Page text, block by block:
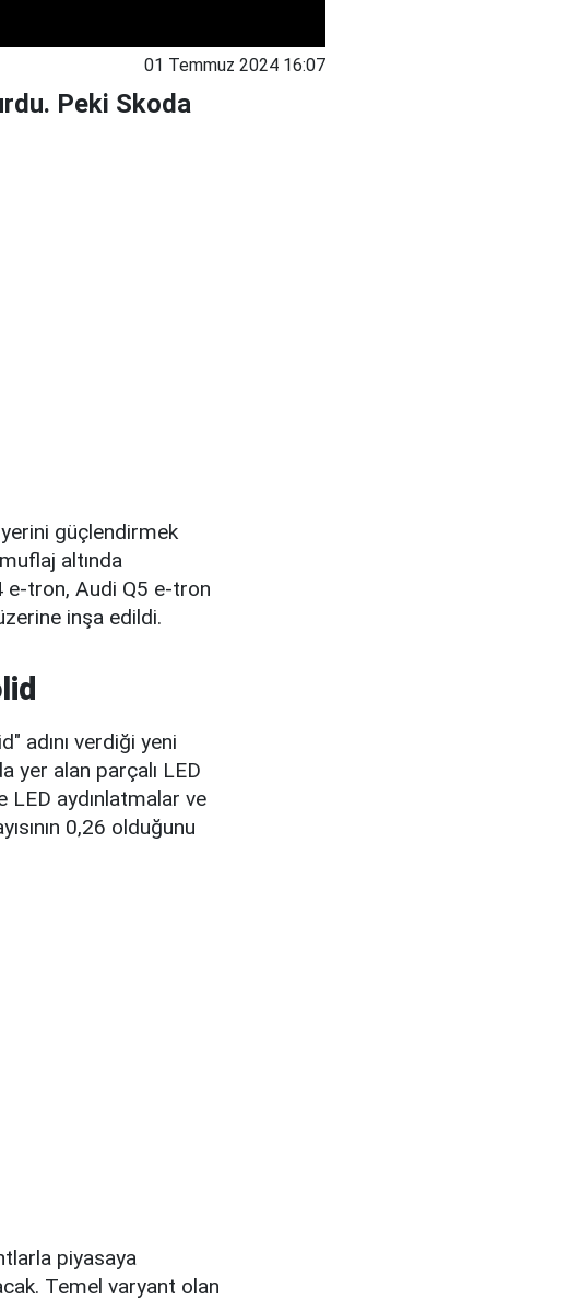
01 Temmuz 2024 16:07
Peki Skoda
güçlendirmek
altında
e-tron, Audi Q5 e-tron
inşa edildi.
adını verdiği yeni
yer alan parçalı LED
LED aydınlatmalar ve
0,26 olduğunu
piyasaya
Temel varyant olan